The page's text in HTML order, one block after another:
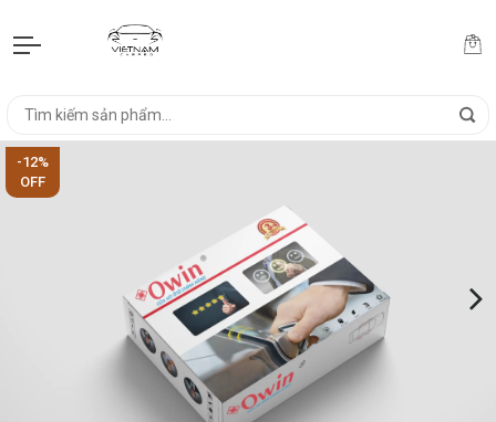
-12%
OFF